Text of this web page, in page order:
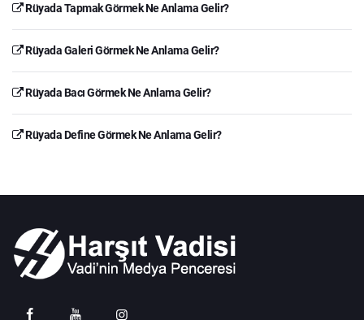
Rüyada Tapmak Görmek Ne Anlama Gelir?
Rüyada Galeri Görmek Ne Anlama Gelir?
Rüyada Bacı Görmek Ne Anlama Gelir?
Rüyada Define Görmek Ne Anlama Gelir?